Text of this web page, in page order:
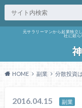
元サラリーマンから起業独立
社に頼ら
HOME 副業 分散投資
2016.04.15 副業